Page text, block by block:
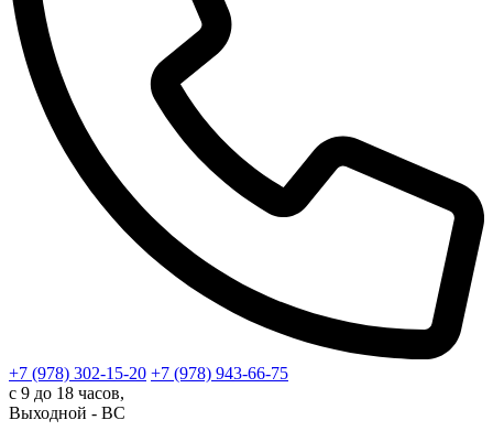
+7 (978) 302-15-20 +7 (978) 943-66-75
с 9 до 18 часов,
Выходной - ВС